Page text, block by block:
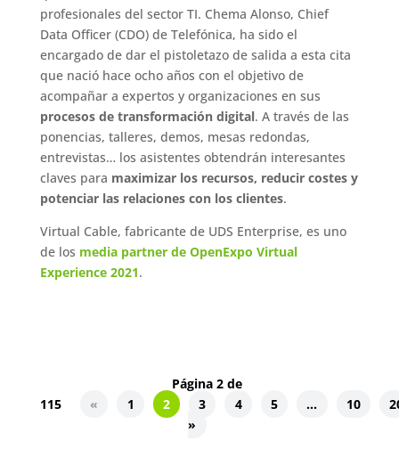
profesionales del sector TI. Chema Alonso, Chief
Data Officer (CDO) de Telefónica, ha sido el
encargado de dar el pistoletazo de salida a esta cita
que nació hace ocho años con el objetivo de
acompañar a expertos y organizaciones en sus
procesos de transformación digital. A través de las
ponencias, talleres, demos, mesas redondas,
entrevistas… los asistentes obtendrán interesantes
claves para maximizar los recursos, reducir costes y
potenciar las relaciones con los clientes.
Virtual Cable, fabricante de UDS Enterprise, es uno
de los media partner de OpenExpo Virtual
Experience 2021.
Página 2 de
115
« 1 2 3 4 5 ... 10
»